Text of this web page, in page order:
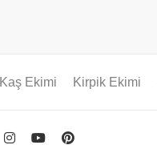
Kaş Ekimi Kirpik Ekimi